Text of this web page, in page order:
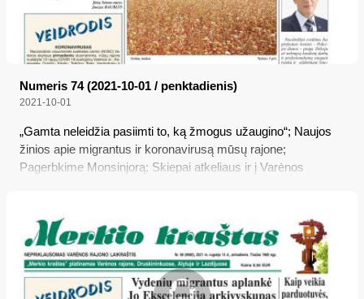
Numeris 74 (2021-10-01 / penktadienis)
2021-10-01
„Gamta neleidžia pasiimti to, ką žmogus užaugino“; Naujos
žinios apie migrantus ir koronavirusą mūsų rajone;
Pagerbkime Monsinjorą; Skiepai atkeliaus ir į Varėnos
privalomos